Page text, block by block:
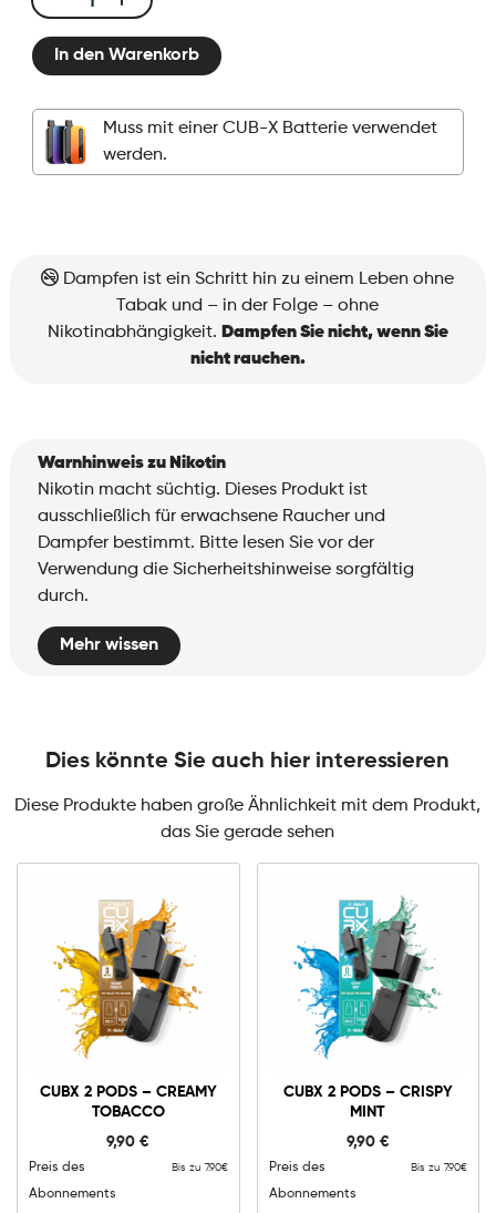
CUBX
Pods
Peach
Ice
Menge
In den Warenkorb
Muss mit einer CUB-X Batterie verwendet
werden.
Dampfen ist ein Schritt hin zu einem Leben ohne
Tabak und – in der Folge – ohne
Nikotinabhängigkeit. Dampfen Sie nicht, wenn Sie
nicht rauchen.
Warnhinweis zu Nikotin
Nikotin macht süchtig. Dieses Produkt ist
ausschließlich für erwachsene Raucher und
Dampfer bestimmt. Bitte lesen Sie vor der
Verwendung die Sicherheitshinweise sorgfältig
durch.
Mehr wissen
Dies könnte Sie auch hier interessieren
Diese Produkte haben große Ähnlichkeit mit dem Produkt,
das Sie gerade sehen
CUBX 2 PODS – CREAMY
TOBACCO
9,90€
Preis des
Abonnements
Bis zu 7.90€
CUBX 2 PODS – CRISPY
MINT
9,90 €
Preis des
Abonnements
Bis zu 7.90€